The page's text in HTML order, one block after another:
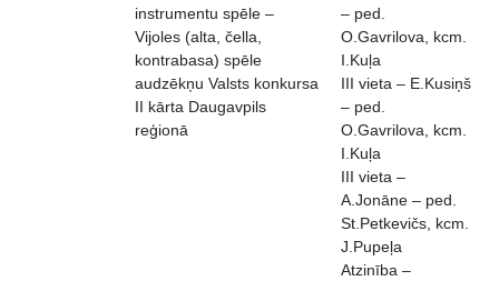
instrumentu spēle –
Vijoles (alta, čella,
kontrabasa) spēle
audzēkņu Valsts konkursa
II kārta Daugavpils
reģionā
– ped.
O.Gavrilova, kcm.
I.Kuļa
III vieta – E.Kusiņš
– ped.
O.Gavrilova, kcm.
I.Kuļa
III vieta –
A.Jonāne – ped.
St.Petkevičs, kcm.
J.Pupeļa
Atzinība –